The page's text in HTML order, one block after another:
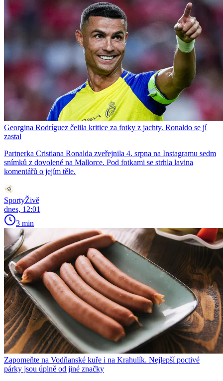
Georgina Rodríguez čelila kritice za fotky z jachty. Ronaldo se jí
zastal
Partnerka Cristiana Ronalda zveřejnila 4. srpna na Instagramu sedm
snímků z dovolené na Mallorce. Pod fotkami se strhla lavina
komentářů o jejím těle.
SportyŽivě
dnes, 12:01
3 min
Zapomeňte na Vodňanské kuře i na Krahulík. Nejlepší poctivé
párky jsou úplně od jiné značky